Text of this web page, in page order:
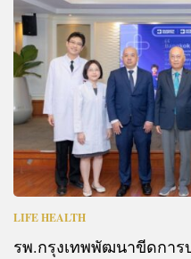
LIFE HEALTH
รพ.กรุงเทพพัฒนาขีดการ